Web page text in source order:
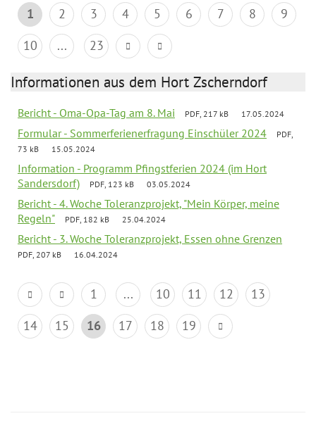
1 2 3 4 5 6 7 8
9
10
... 23
Informationen aus dem Hort Zscherndorf
Bericht - Oma-Opa-Tag am 8. Mai PDF, 217 kB 17.05.2024
Formular - Sommerferienerfragung Einschüler 2024
PDF,
73 kB
15.05.2024
Information - Programm Pfingstferien 2024 (im Hort
Sandersdorf)
PDF, 123 kB 03.05.2024
Bericht - 4. Woche Toleranzprojekt, "Mein Körper, meine
Regeln"
PDF, 182 kB 25.04.2024
Bericht - 3. Woche Toleranzprojekt, Essen ohne Grenzen
PDF, 207 kB 16.04.2024
1 ... 10 11 12
13
14
15 16 17 18 19